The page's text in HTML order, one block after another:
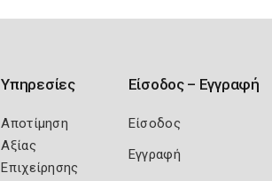
Υπηρεσίες
Αποτίμηση
Αξίας
Επιχείρησης
Είσοδος – Εγγραφή
Είσοδος
Εγγραφή